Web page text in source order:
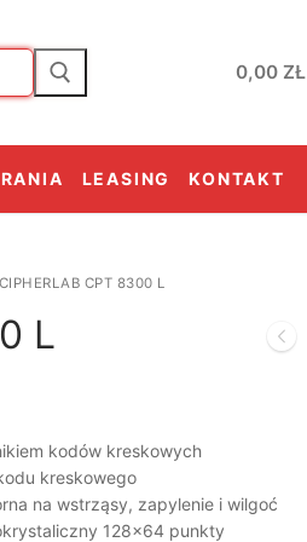
0,00 ZŁ
LEASING KONTAKT
CIPHERLAB CPT 8300 L
L
kodów kreskowych
kreskowego
na wstrząsy, zapylenie i wilgoć
128×64 punkty